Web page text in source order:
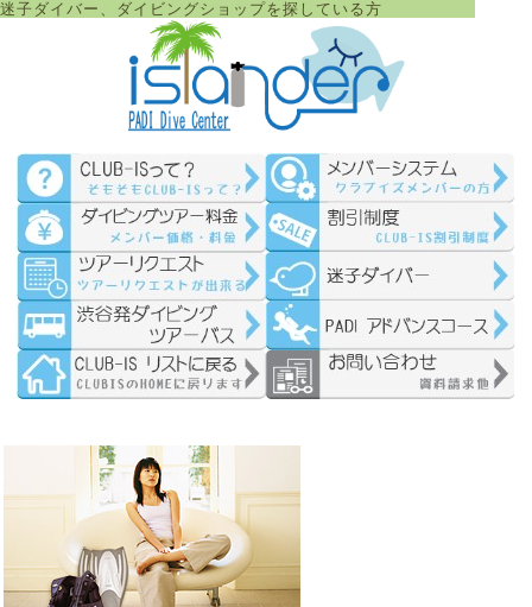
迷子ダイバー、ダイビングショップを探している方